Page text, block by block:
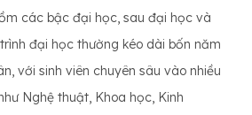
các bậc đại học, sau đại học và
đại học thường kéo dài bốn năm
với sinh viên chuyên sâu vào nhiều
Nghệ thuật, Khoa học, Kinh